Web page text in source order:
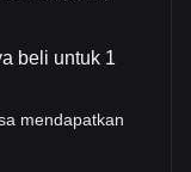
beli untuk 1
mendapatkan